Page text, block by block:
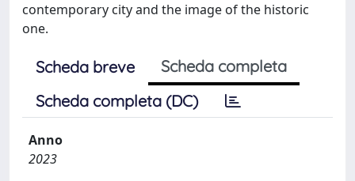
contemporary city and the image of the historic
one.
Scheda breve
Scheda completa
Scheda completa (DC)
Anno
2023